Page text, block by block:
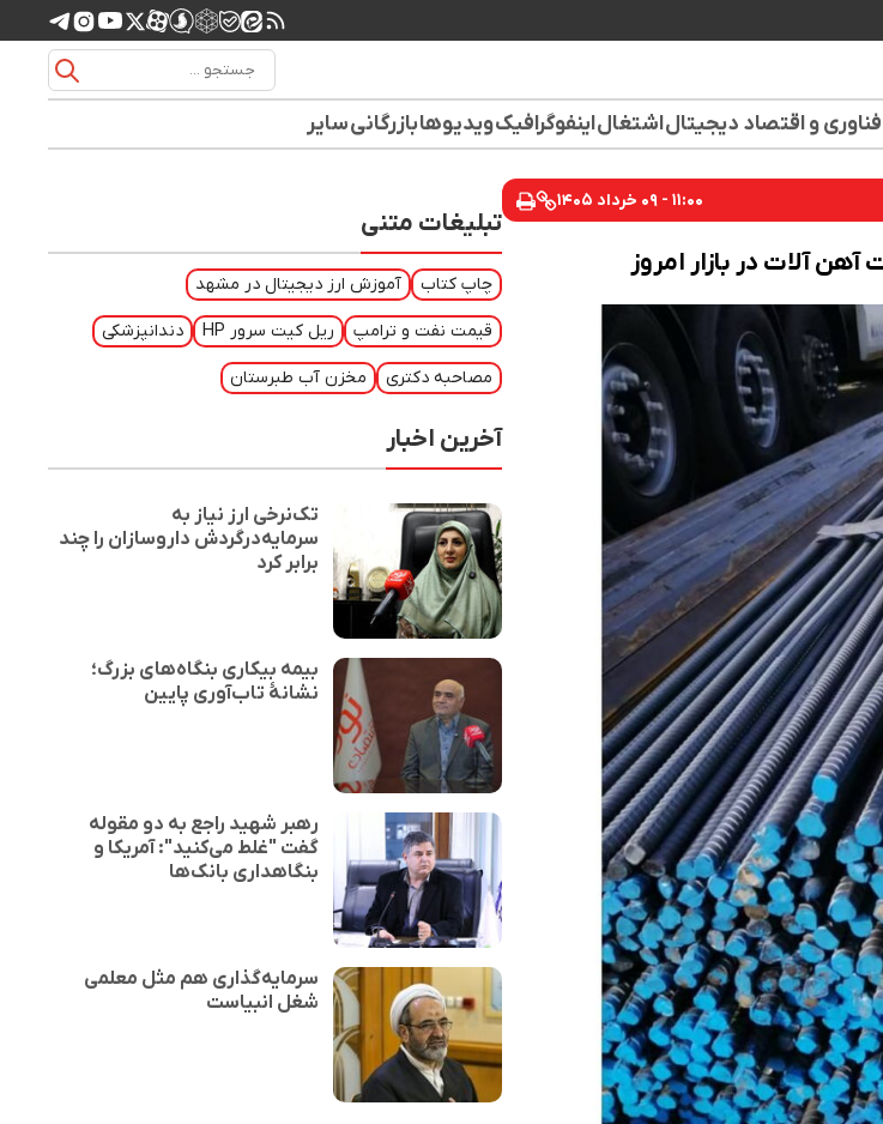
فناوری و اقتصاد دیجیتالاشتغالاینفوگرافیکویدیوهابازرگانیسایر
۱۱:۰۰ - ۰۹ خرداد ۱۴۰۵
تبلیغات متنی
چاپ کتاب آموزش ارز دیجیتال در مشهد
قیمت نفت و ترامپ ریل کیت سرور HP دندانپزشکی
مصاحبه دکتری مخزن آب طبرستان
آخرین اخبار
تک‌نرخی ارز نیاز به
سرمایه‌درگردش داروسازان را چند
برابر کرد
بیمه بیکاری بنگاه‌های بزرگ؛
نشانهٔ تاب‌آوری پایین
رهبر شهید راجع به دو مقوله
گفت "غلط می‌کنید": آمریکا و
بنگاهداری بانک‌ها
سرمایه‌گذاری هم مثل معلمی
شغل انبیاست